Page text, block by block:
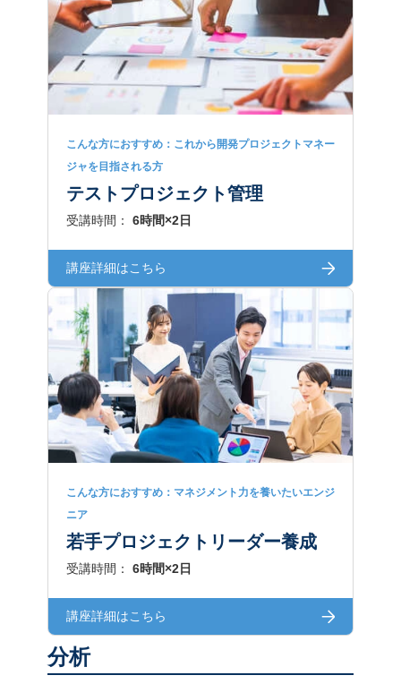
こんな方におすすめ：これから開発プロジェクトマネー
ジャを目指される方
テストプロジェクト管理
受講時間： 6時間×2日
講座詳細はこちら
こんな方におすすめ：マネジメント力を養いたいエンジ
ニア
若手プロジェクトリーダー養成
受講時間： 6時間×2日
講座詳細はこちら
分析